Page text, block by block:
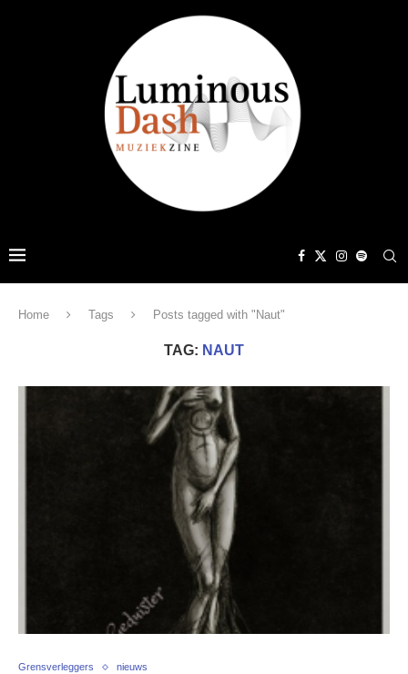
Home Tags Posts tagged with "Naut"
TAG: NAUT
Grensverleggers nieuws